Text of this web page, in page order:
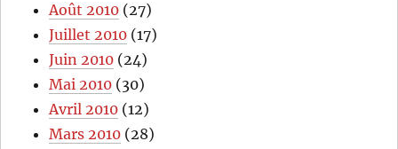
Août 2010 (27)
Juillet 2010 (17)
Juin 2010 (24)
Mai 2010 (30)
Avril 2010 (12)
Mars 2010 (28)